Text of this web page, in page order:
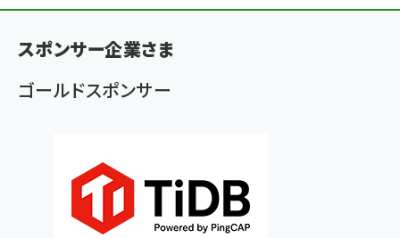
く
ず
スポンサー企業さま
ゴールドスポンサー